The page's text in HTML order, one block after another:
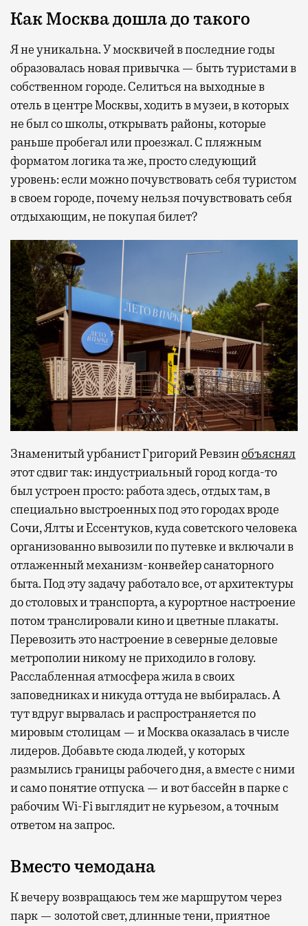
Как Москва дошла до такого
Я не уникальна. У москвичей в последние годы
образовалась новая привычка — быть туристами в
собственном городе. Селиться на выходные в
отель в центре Москвы, ходить в музеи, в которых
не был со школы, открывать районы, которые
раньше пробегал или проезжал. С пляжным
форматом логика та же, просто следующий
уровень: если можно почувствовать себя туристом
в своем городе, почему нельзя почувствовать себя
отдыхающим, не покупая билет?
Знаменитый урбанист Григорий Ревзинобъяснял
этот сдвиг так: индустриальный город когда-то
был устроен просто: работа здесь, отдых там, в
специально выстроенных под это городах вроде
Сочи, Ялты и Ессентуков, куда советского человека
организованно вывозили по путевке и включали в
отлаженный механизм-конвейер санаторного
быта. Под эту задачу работало все, от архитектуры
до столовых и транспорта, а курортное настроение
потом транслировали кино и цветные плакаты.
Перевозить это настроение в северные деловые
метрополии никому не приходило в голову.
Расслабленная атмосфера жила в своих
заповедниках и никуда оттуда не выбиралась. А
тут вдруг вырвалась и распространяется по
мировым столицам — и Москва оказалась в числе
лидеров. Добавьте сюда людей, у которых
размылись границы рабочего дня, а вместе с ними
и само понятие отпуска — и вот бассейн в парке с
рабочим Wi-Fi выглядит не курьезом, а точным
ответом на запрос.
Вместо чемодана
К вечеру возвращаюсь тем же маршрутом через
парк — золотой свет, длинные тени, приятное